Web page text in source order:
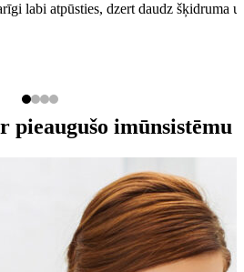
labi atpūsties, dzert daudz šķidruma
pieaugušo imūnsistēmu